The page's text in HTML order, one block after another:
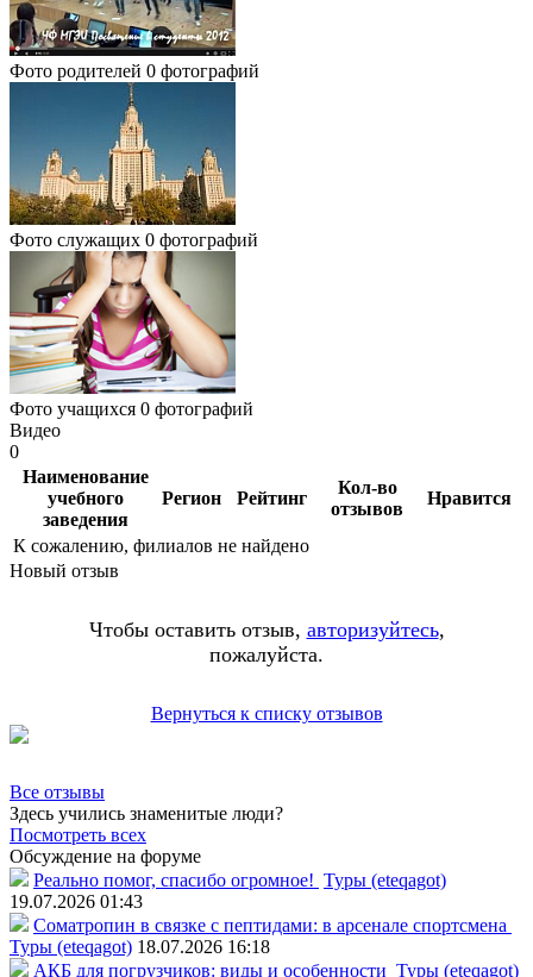
Фото родителей 0 фотографий
Фото служащих 0 фотографий
Фото учащихся 0 фотографий
Видео
0
Наименование
учебного
заведения
Регион Рейтинг
Кол-во
отзывов
Нравится
К сожалению, филиалов не найдено
Новый отзыв
Чтобы оставить отзыв, авторизуйтесь,
пожалуйста.
Вернуться к списку отзывов
Все отзывы
Здесь учились знаменитые люди?
Посмотреть всех
Обсуждение на форуме
Реально помог, спасибо огромное! Туры (eteqagot)
19.07.2026 01:43
Соматропин в связке с пептидами: в арсенале спортсмена
Туры (eteqagot) 18.07.2026 16:18
АКБ для погрузчиков: виды и особенности Туры (eteqagot)